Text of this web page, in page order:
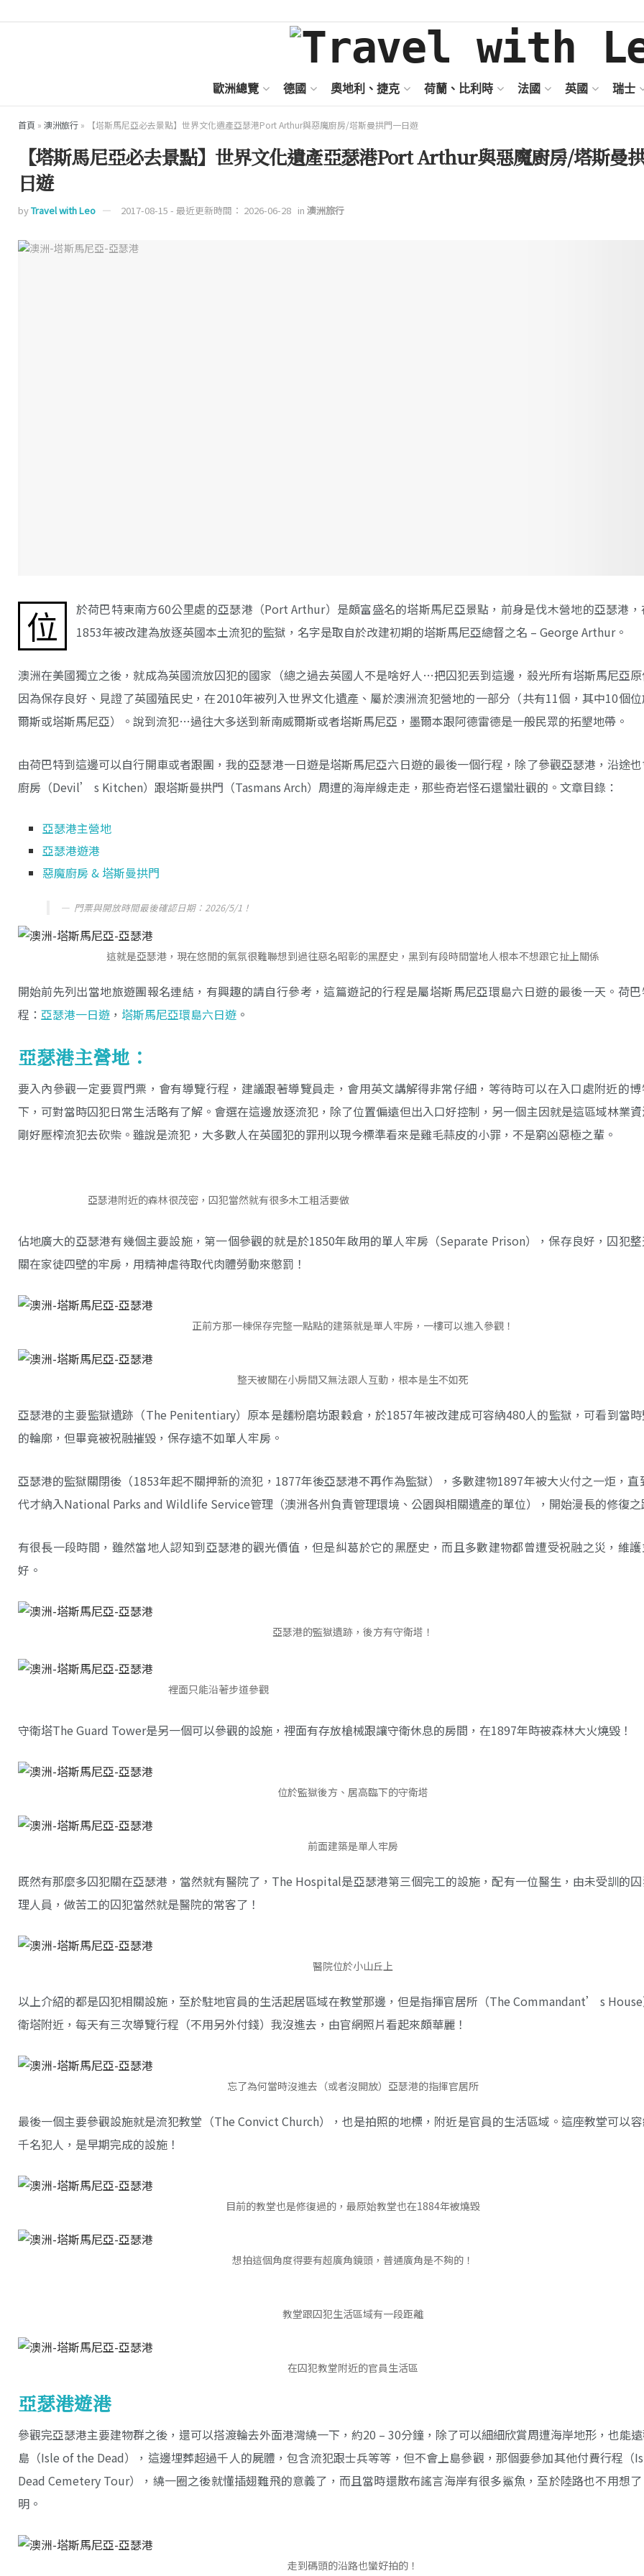
歐洲總覽 德國 奧地利、捷克 荷蘭、比利時 法國 英國 瑞士
首頁 » 澳洲旅行» 【塔斯馬尼亞必去景點】世界文化遺產亞瑟港Port Arthur與惡魔廚房/塔斯曼拱門一日遊
【塔斯馬尼亞必去景點】世界文化遺產亞瑟港Port Arthur與惡魔廚房/塔斯曼
日遊
byTravel with Leo 2017-08-15 - 最近更新時間： 2026-06-28 in 澳洲旅行
位
於荷巴特東南方60公里處的亞瑟港（Port Arthur）是頗富盛名的塔斯馬尼亞景點，前身是伐木營地的亞瑟港，
1853年被改建為放逐英國本土流犯的監獄，名字是取自於改建初期的塔斯馬尼亞總督之名 – George Arthur。
澳洲在美國獨立之後，就成為英國流放囚犯的國家（總之過去英國人不是啥好人…把囚犯丟到這邊，殺光所有塔斯馬尼亞原
因為保存良好、見證了英國殖民史，在2010年被列入世界文化遺產、屬於澳洲流犯營地的一部分（共有11個，其中10個
爾斯或塔斯馬尼亞）。說到流犯…過往大多送到新南威爾斯或者塔斯馬尼亞，墨爾本跟阿德雷德是一般民眾的拓墾地帶。
由荷巴特到這邊可以自行開車或者跟團，我的亞瑟港一日遊是塔斯馬尼亞六日遊的最後一個行程，除了參觀亞瑟港，沿途
廚房（Devil’ s Kitchen）跟塔斯曼拱門（Tasmans Arch）周遭的海岸線走走，那些奇岩怪石還蠻壯觀的。文章目錄：
亞瑟港主營地
亞瑟港遊港
惡魔廚房 & 塔斯曼拱門
門票與開放時間最後確認日期：2026/5/1！
這就是亞瑟港，現在悠閒的氣氛很難聯想到過往惡名昭彰的黑歷史，黑到有段時間當地人根本不想跟它扯上關係
開始前先列出當地旅遊團報名連結，有興趣的請自行參考，這篇遊記的行程是屬塔斯馬尼亞環島六日遊的最後一天。荷
程： 亞瑟港一日遊， 塔斯馬尼亞環島六日遊。
亞瑟港主營地：
要入內參觀一定要買門票，會有導覽行程，建議跟著導覽員走，會用英文講解得非常仔細，等待時可以在入口處附近的
下，可對當時囚犯日常生活略有了解。會選在這邊放逐流犯，除了位置偏遠但出入口好控制，另一個主因就是這區域林業資
剛好壓榨流犯去砍柴。雖說是流犯，大多數人在英國犯的罪刑以現今標準看來是雞毛蒜皮的小罪，不是窮凶惡極之輩。
亞瑟港附近的森林很茂密，囚犯當然就有很多木工粗活要做
佔地廣大的亞瑟港有幾個主要設施，第一個參觀的就是於1850年啟用的單人牢房（Separate Prison），保存良好，囚犯
關在家徒四壁的牢房，用精神虐待取代肉體勞動來懲罰！
正前方那一棟保存完整一點點的建築就是單人牢房，一樓可以進入參觀！
整天被關在小房間又無法跟人互動，根本是生不如死
亞瑟港的主要監獄遺跡（The Penitentiary）原本是麵粉磨坊跟穀倉，於1857年被改建成可容納480人的監獄，可看到當
的輪廓，但畢竟被祝融摧毀，保存遠不如單人牢房。
亞瑟港的監獄關閉後（1853年起不關押新的流犯，1877年後亞瑟港不再作為監獄），多數建物1897年被大火付之一炬，直
代才納入National Parks and Wildlife Service管理（澳洲各州負責管理環境、公園與相關遺產的單位），開始漫長的修復之
有很長一段時間，雖然當地人認知到亞瑟港的觀光價值，但是糾葛於它的黑歷史，而且多數建物都曾遭受祝融之災，維
好。
亞瑟港的監獄遺跡，後方有守衛塔！
裡面只能沿著步道參觀
守衛塔The Guard Tower是另一個可以參觀的設施，裡面有存放槍械跟讓守衛休息的房間，在1897年時被森林大火燒毀！
位於監獄後方、居高臨下的守衛塔
前面建築是單人牢房
既然有那麼多囚犯關在亞瑟港，當然就有醫院了，The Hospital是亞瑟港第三個完工的設施，配有一位醫生，由未受訓的
理人員，做苦工的囚犯當然就是醫院的常客了！
醫院位於小山丘上
以上介紹的都是囚犯相關設施，至於駐地官員的生活起居區域在教堂那邊，但是指揮官居所（The Commandant’ s
衛塔附近，每天有三次導覽行程（不用另外付錢）我沒進去，由官網照片看起來頗華麗！
忘了為何當時沒進去（或者沒開放）亞瑟港的指揮官居所
最後一個主要參觀設施就是流犯教堂（The Convict Church），也是拍照的地標，附近是官員的生活區域。這座教堂可以
千名犯人，是早期完成的設施！
目前的教堂也是修復過的，最原始教堂也在1884年被燒毀
想拍這個角度得要有超廣角鏡頭，普通廣角是不夠的！
教堂跟囚犯生活區域有一段距離
在囚犯教堂附近的官員生活區
亞瑟港遊港
參觀完亞瑟港主要建物群之後，還可以搭渡輪去外面港灣繞一下，約20 – 30分鐘，除了可以細細欣賞周遭海岸地形，也能
島（Isle of the Dead），這邊埋葬超過千人的屍體，包含流犯跟士兵等等，但不會上島參觀，那個要參加其他付費行程（
Dead Cemetery Tour），繞一圈之後就懂插翅難飛的意義了，而且當時還散布謠言海岸有很多鯊魚，至於陸路也不用想
明。
走到碼頭的沿路也蠻好拍的！